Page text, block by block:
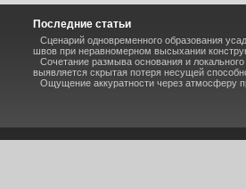
Последние статьи
Сценарий одновременного образования
швов при неравномерном высыхании
Сочетание размыва основания и
выявляется скрытая потеря несущей
Ощущение аккуратности через атмосферу